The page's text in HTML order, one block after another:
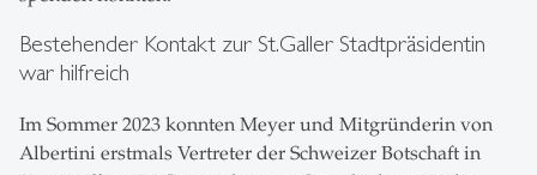
Bestehender Kontakt zur St.Galler Stadtpräsidentin
war hilfreich
Im Sommer 2023 konnten Meyer und Mitgründerin von
Albertini erstmals Vertreter der Schweizer Botschaft in